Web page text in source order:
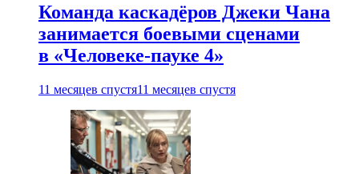
Команда каскадёров Джеки Чана
занимается боевыми сценами
в «Человеке-пауке 4»
11 месяцев спустя11 месяцев спустя